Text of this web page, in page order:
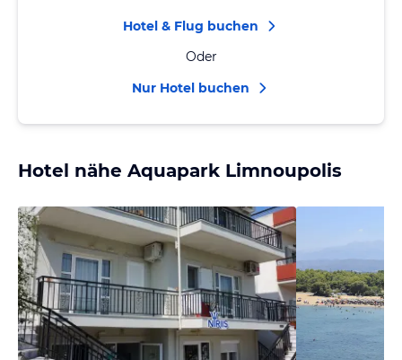
Hotel & Flug buchen
Oder
Nur Hotel buchen
Hotel nähe Aquapark Limnoupolis